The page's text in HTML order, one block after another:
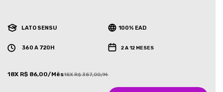
LATO SENSU 100% EAD
360 A 720H 2 A 12 MESES
18X R$ 86,00/Mês18X R$ 387,00/Mês